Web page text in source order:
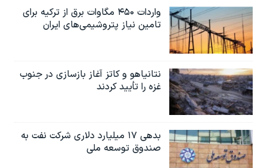
واردات ۴۵۰ مگاوات برق از ترکیه برای
تامین نیاز پتروشیمی‌های ایران
نتانیاهو و کاتز آغاز بازسازی در جنوب
غزه را تأیید کردند
بدهی ۱۷ میلیارد دلاری شرکت نفت به
صندوق توسعه ملی